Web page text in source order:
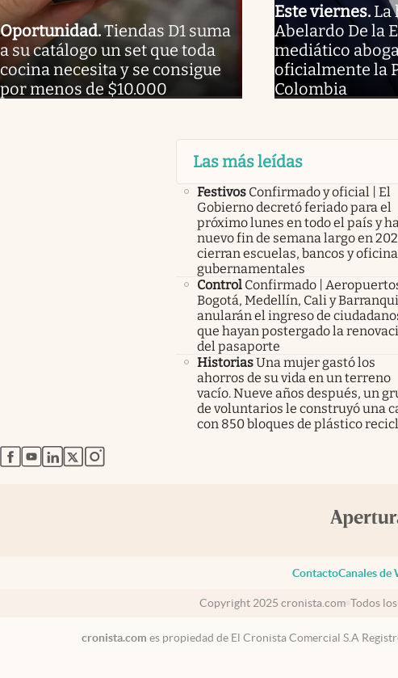
Oportunidad.Tiendas D1 suma
a su catálogo un set que toda
cocina necesita y se consigue
por menos de $10.000
Este viernes. La
Abelardo De la
mediático
oficialmente la
Colombia
Las más leídas
Festivos Confirmado y oficial | El
Gobierno decretó feriado para el
próximo lunes en todo el país y
nuevo fin de semana largo en
cierran escuelas, bancos y
gubernamentales
Control Confirmado |
Bogotá, Medellín, Cali y
anularán el ingreso de
que hayan postergado la
del pasaporte
HistoriasUna mujer gastó los
ahorros de su vida en un terreno
vacío. Nueve años después, un
de voluntarios le construyó una
con 850 bloques de plástico
abre en nueva pestaña
abre en nueva pestaña
abre en nueva pestaña
abre en nueva pestaña
abre en nueva pestaña
ContactoCanales de
Copyright 2025 cronista.com Todos
cronista.com es propiedad de El Cronista Comercial S.A